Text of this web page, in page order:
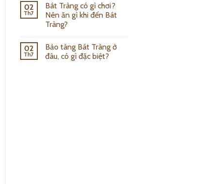
02
Th7
Bát Tràng có gì chơi?
Nên ăn gì khi đến Bát
Tràng?
02
Th7
Bảo tàng Bát Tràng ở
đâu, có gì đặc biệt?